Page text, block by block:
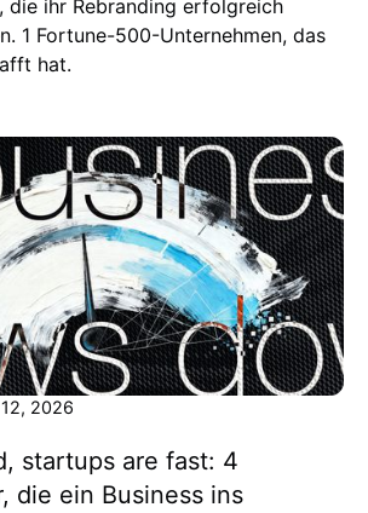
die ihr Rebranding erfolgreich
1 Fortune-500-Unternehmen, das
hat.
12, 2026
startups are fast: 4
die ein Business ins